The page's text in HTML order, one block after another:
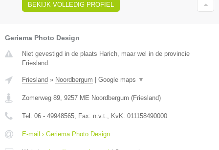
BEKIJK VOLLEDIG PROFIEL
Geriema Photo Design
Niet gevestigd in de plaats Harich, maar wel in de provincie
Friesland.
Friesland » Noordbergum Google maps ▼
Zomerweg 89 9257 ME Noordbergum (Friesland)
Tel: 06 - 49948565 , Fax: n.v.t. , KvK: 011158490000
E-mail › Geriema Photo Design